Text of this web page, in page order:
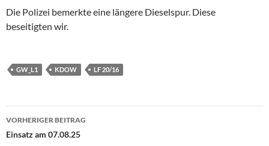
Die Polizei bemerkte eine längere Dieselspur. Diese
beseitigten wir.
GW_L1 KDOW LF 20/16
Beitragsnavigation
VORHERIGER BEITRAG
Einsatz am 07.08.25